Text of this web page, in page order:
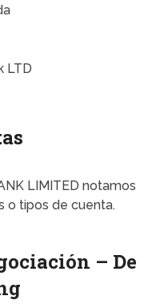
LTD
LIMITED notamos
o tipos de cuenta.
– De